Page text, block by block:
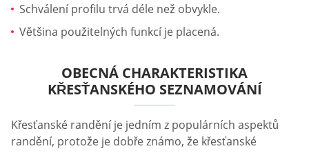
Schválení profilu trvá déle než obvykle.
Většina použitelných funkcí je placená.
OBECNÁ CHARAKTERISTIKA
KŘESŤANSKÉHO SEZNAMOVÁNÍ
Křesťanské randění je jedním z populárních aspektů
randění, protože je dobře známo, že křesťanské